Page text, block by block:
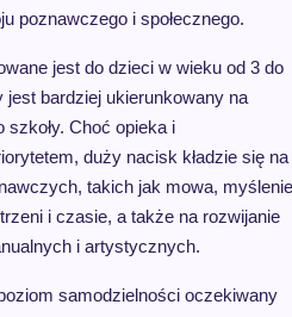
poznawczego i społecznego.
jest do dzieci w wieku od 3 do
bardziej ukierunkowany na
Choć opieka i
duży nacisk kładzie się na
takich jak mowa, myślenie
i czasie, a także na rozwijanie
i artystycznych.
samodzielności oczekiwany